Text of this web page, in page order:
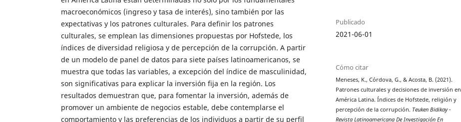
macroeconómicos (ingreso y tasa de interés), sino también por las
expectativas y los patrones culturales. Para definir los patrones
culturales, se emplean las dimensiones propuestas por Hofstede, los
índices de diversidad religiosa y de percepción de la corrupción. A partir
de un modelo de panel de datos para siete países latinoamericanos, se
muestra que todas las variables, a excepción del índice de masculinidad,
son significativas para explicar la inversión fija en la región. Los
resultados demuestran que, para fomentar la inversión, además de
promover un ambiente de negocios estable, debe contemplarse el
comportamiento y las preferencias de los individuos a partir de su perfil
Publicado
2021-06-01
Cómo citar
Meneses, K., Córdova, G., & Acosta, B. (2021).
Patrones culturales y decisiones de inversión en
América Latina. Índices de Hofstede, religión y
percepción de la corrupción. Teuken Bidikay -
Revista Latinoamericana De Investigación En